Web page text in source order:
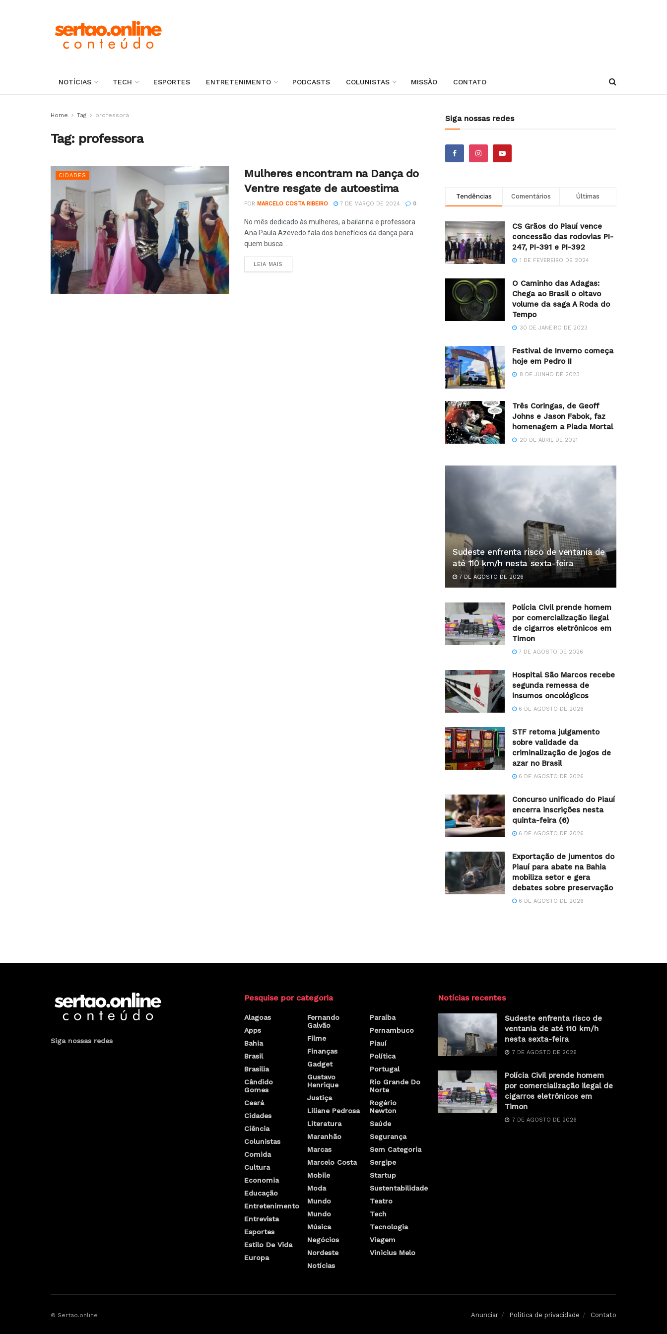
NOTÍCIAS TECH ESPORTES ENTRETENIMENTO PODCASTS COLUNISTAS MISSÃO CONTATO
Home Tag professora
Tag: professora
CIDADES
Mulheres encontram na Dança do
Ventre resgate de autoestima
POR MARCELO COSTA RIBEIRO 7 DE MARÇO DE 2024 0
No mês dedicado às mulheres, a bailarina e professora
Ana Paula Azevedo fala dos benefícios da dança para
quem busca ...
LEIA MAIS
Siga nossas redes
Tendências Comentários Últimas
CS Grãos do Piauí vence
concessão das rodovias PI-
247, PI-391 e PI-392
1 DE FEVEREIRO DE 2024
O Caminho das Adagas:
Chega ao Brasil o oitavo
volume da saga A Roda do
Tempo
30 DE JANEIRO DE 2023
Festival de Inverno começa
hoje em Pedro II
8 DE JUNHO DE 2023
Três Coringas, de Geoff
Johns e Jason Fabok, faz
homenagem a Piada Mortal
20 DE ABRIL DE 2021
Sudeste enfrenta risco de ventania de
até 110 km/h nesta sexta-feira
7 DE AGOSTO DE 2026
Polícia Civil prende homem
por comercialização ilegal
de cigarros eletrônicos em
Timon
7 DE AGOSTO DE 2026
Hospital São Marcos recebe
segunda remessa de
insumos oncológicos
6 DE AGOSTO DE 2026
STF retoma julgamento
sobre validade da
criminalização de jogos de
azar no Brasil
6 DE AGOSTO DE 2026
Concurso unificado do Piauí
encerra inscrições nesta
quinta-feira (6)
6 DE AGOSTO DE 2026
Exportação de jumentos do
Piauí para abate na Bahia
mobiliza setor e gera
debates sobre preservação
6 DE AGOSTO DE 2026
Siga nossas redes
Pesquise por categoria
Alagoas
Apps
Bahia
Brasil
Brasilia
Cândido
Gomes
Ceará
Cidades
Ciência
Colunistas
Comida
Cultura
Economia
Educação
Entretenimento
Entrevista
Esportes
Estilo De Vida
Europa
Fernando
Galvão
Filme
Finanças
Gadget
Gustavo
Henrique
Justiça
Liliane Pedrosa
Literatura
Maranhão
Marcas
Marcelo Costa
Mobile
Moda
Mundo
Mundo
Música
Negócios
Nordeste
Notícias
Paraíba
Pernambuco
Piauí
Política
Portugal
Rio Grande Do
Norte
Rogério
Newton
Saúde
Segurança
Sem Categoria
Sergipe
Startup
Sustentabilidade
Teatro
Tech
Tecnologia
Viagem
Vinicius Melo
Notícias recentes
Sudeste enfrenta risco de
ventania de até 110 km/h
nesta sexta-feira
7 DE AGOSTO DE 2026
Polícia Civil prende homem
por comercialização ilegal de
cigarros eletrônicos em
Timon
7 DE AGOSTO DE 2026
Anunciar Política de privacidade Contato
© Sertao.online